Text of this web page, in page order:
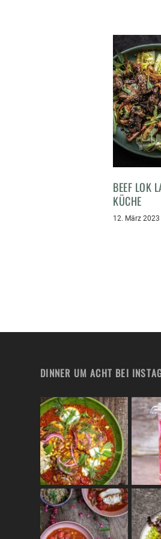
BEEF LOK
KÜCHE
12. März 2023
DINNER UM ACHT BEI